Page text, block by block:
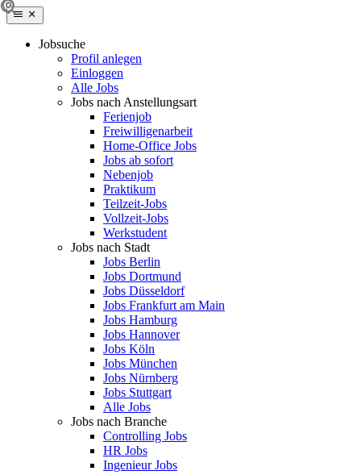
Jobsuche
Profil anlegen
Einloggen
Alle Jobs
Jobs nach Anstellungsart
Ferienjob
Freiwilligenarbeit
Home-Office Jobs
Jobs ab sofort
Nebenjob
Praktikum
Teilzeit-Jobs
Vollzeit-Jobs
Werkstudent
Jobs nach Stadt
Jobs Berlin
Jobs Dortmund
Jobs Düsseldorf
Jobs Frankfurt am Main
Jobs Hamburg
Jobs Hannover
Jobs Köln
Jobs München
Jobs Nürnberg
Jobs Stuttgart
Alle Jobs
Jobs nach Branche
Controlling Jobs
HR Jobs
Ingenieur Jobs